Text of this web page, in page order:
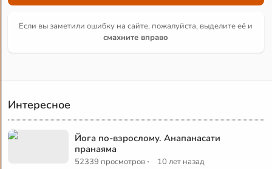
Если вы заметили ошибку на сайте, пожалуйста, выделите её и
смахните вправо
Интересное
Йога по-взрослому. Анапанасати
пранаяма
52339 просмотров · 10 лет назад